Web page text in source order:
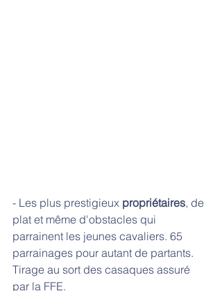
- Les plus prestigieux propriétaires, de
plat et même d'obstacles qui
parrainent les jeunes cavaliers. 65
parrainages pour autant de partants.
Tirage au sort des casaques assuré
par la FFE.